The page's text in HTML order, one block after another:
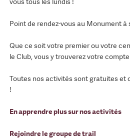
Point de rendez-vous au Monument à
Que ce soit votre premier ou votre
le Club, vous y trouverez votre
Toutes nos activités sont gratuites et
!
En apprendre plus sur nos activités
Rejoindre le groupe de trail